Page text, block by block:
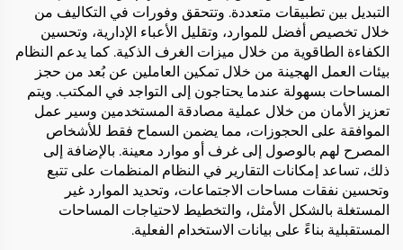
التبديل بين تطبيقات متعددة. وتتحقق وفورات في التكاليف من
خلال تخصيص أفضل للموارد، وتقليل الأعباء الإدارية، وتحسين
الكفاءة الطاقوية من خلال ميزات الغرف الذكية. كما يدعم النظام
بيئات العمل الهجينة من خلال تمكين العاملين عن بُعد من حجز
المساحات بسهولة عندما يحتاجون إلى التواجد في المكتب. ويتم
تعزيز الأمان من خلال عملية مصادقة المستخدمين وسير عمل
الموافقة على الحجوزات، مما يضمن السماح فقط للأشخاص
المصرح لهم بالوصول إلى غرف أو موارد معينة. بالإضافة إلى
ذلك، تساعد إمكانات التقارير في النظام المنظمات على تتبع
وتحسين نفقات مساحات الاجتماعات، وتحديد الموارد غير
المستغلة بالشكل الأمثل، والتخطيط لاحتياجات المساحات
المستقبلية بناءً على بيانات الاستخدام الفعلية.